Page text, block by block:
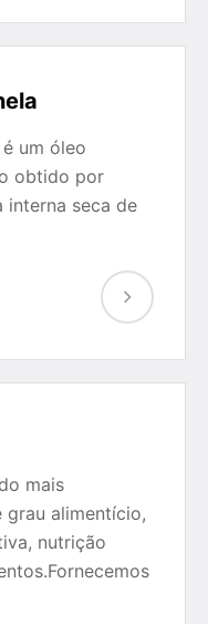
um óleo
obtido por
interna seca de
mais
grau alimentício,
nutrição